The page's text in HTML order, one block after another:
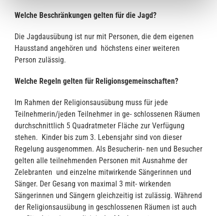
Welche Beschränkungen gelten für die Jagd?
Die Jagdausübung ist nur mit Personen, die dem eigenen
Hausstand angehören und höchstens einer weiteren
Person zulässig.
Welche Regeln gelten für Religionsgemeinschaften?
Im Rahmen der Religionsausübung muss für jede
Teilnehmerin/jeden Teilnehmer in ge- schlossenen Räumen
durchschnittlich 5 Quadratmeter Fläche zur Verfügung
stehen. Kinder bis zum 3. Lebensjahr sind von dieser
Regelung ausgenommen. Als Besucherin- nen und Besucher
gelten alle teilnehmenden Personen mit Ausnahme der
Zelebranten und einzelne mitwirkende Sängerinnen und
Sänger. Der Gesang von maximal 3 mit- wirkenden
Sängerinnen und Sängern gleichzeitig ist zulässig. Während
der Religionsausübung in geschlossenen Räumen ist auch